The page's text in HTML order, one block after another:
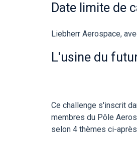
Date limite de
Liebherr Aerospace,
L'usine du
Ce challenge s'inscrit
membres du Pôle
selon 4 thèmes ci-